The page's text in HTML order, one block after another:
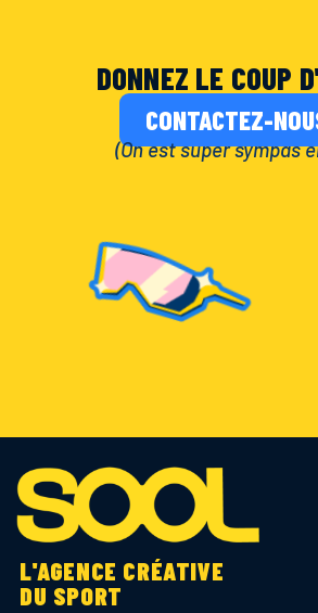
DONNEZ LE COUP
CONTACTEZ-
(On est super sympas
L'AGENCE CRÉATIVE
DU SPORT